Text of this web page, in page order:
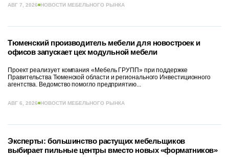
АВГ 7, 2026 НОВОСТИ МЕБЕЛЬНОГО РЫНКА
Тюменский производитель мебели для новостроек и
офисов запускает цех модульной мебели
Проект реализует компания «Мебель ГРУПП» при поддержке
Правительства Тюменской области и регионального Инвестиционного
агентства. Ведомство помогло предприятию...
АВГ 6, 2026 НОВОСТИ МЕБЕЛЬНОГО РЫНКА
Эксперты: большинство растущих мебельщиков
выбирает пильные центры вместо новых «форматников»